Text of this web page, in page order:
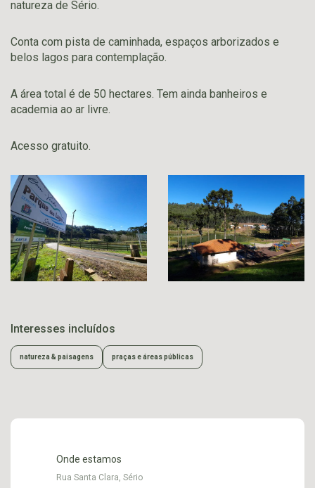
natureza de Sério.
Conta com pista de caminhada, espaços arborizados e
belos lagos para contemplação.
A área total é de 50 hectares. Tem ainda banheiros e
academia ao ar livre.
Acesso gratuito.
Interesses incluídos
natureza & paisagens praças e áreas públicas
Onde estamos
Rua Santa Clara, Sério